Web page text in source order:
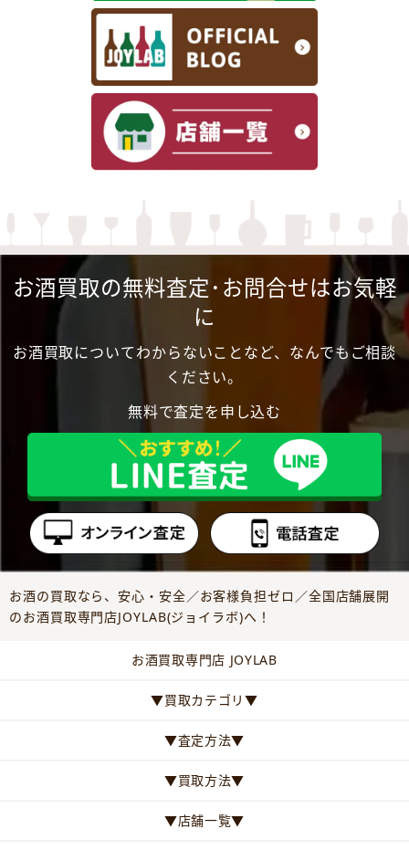
お酒買取の無料査定･お問合せはお気軽
に
お酒買取についてわからないことなど、なんでもご相談
ください。
無料で査定を申し込む
お酒の買取なら、安心・安全／お客様負担ゼロ／全国店舗展開
のお酒買取専門店JOYLAB(ジョイラボ)へ！
お酒買取専門店 JOYLAB
▼買取カテゴリ▼
▼査定方法▼
▼買取方法▼
▼店舗一覧▼